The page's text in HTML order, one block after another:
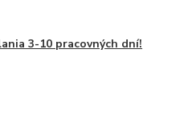
3-10 pracovných dní!